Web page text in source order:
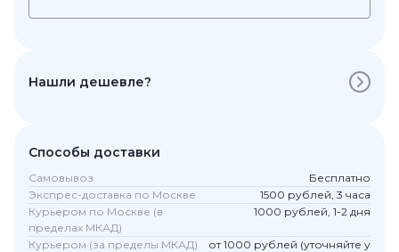
Нашли дешевле?
Способы доставки
Самовывоз
Бесплатно
Экспрес-доставка по Москве
1500 рублей, 3 часа
Курьером по Москве (в
пределах МКАД)
1000 рублей, 1-2 дня
Курьером (за пределы МКАД)
от 1000 рублей (уточняйте у